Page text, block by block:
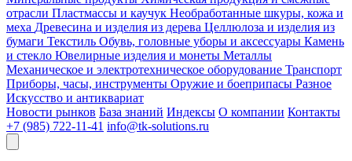
отрасли Пластмассы и каучук Необработанные шкуры, кожа и
меха Древесина и изделия из дерева Целлюлоза и изделия из
бумаги Текстиль Обувь, головные уборы и аксессуары Камень
и стекло Ювелирные изделия и монеты Металлы
Механическое и электротехническое оборудование Транспорт
Приборы, часы, инструменты Оружие и боеприпасы Разное
Искусство и антиквариат
Новости рынков База знаний Индексы О компании Контакты
+7 (985) 722-11-41 info@tk-solutions.ru